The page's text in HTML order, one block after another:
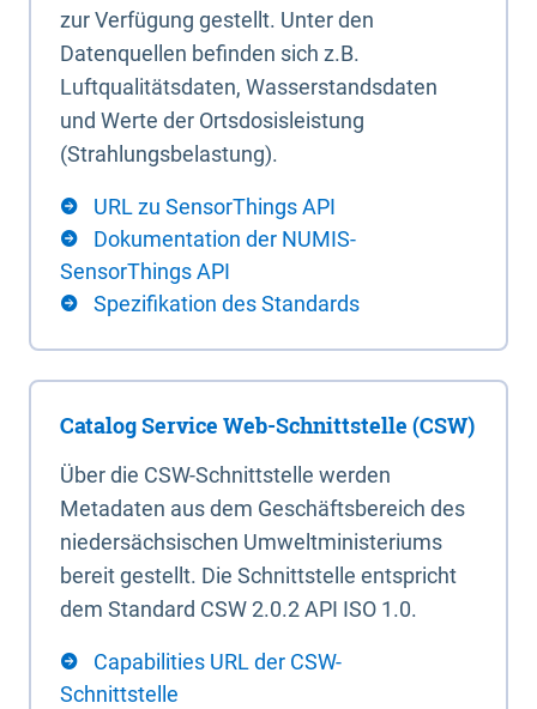
zur Verfügung gestellt. Unter den
Datenquellen befinden sich z.B.
Luftqualitätsdaten, Wasserstandsdaten
und Werte der Ortsdosisleistung
(Strahlungsbelastung).
URL zu SensorThings API
Dokumentation der NUMIS-
SensorThings API
Spezifikation des Standards
Catalog Service Web-Schnittstelle (CSW)
Über die CSW-Schnittstelle werden
Metadaten aus dem Geschäftsbereich des
niedersächsischen Umweltministeriums
bereit gestellt. Die Schnittstelle entspricht
dem Standard CSW 2.0.2 API ISO 1.0.
Capabilities URL der CSW-
Schnittstelle